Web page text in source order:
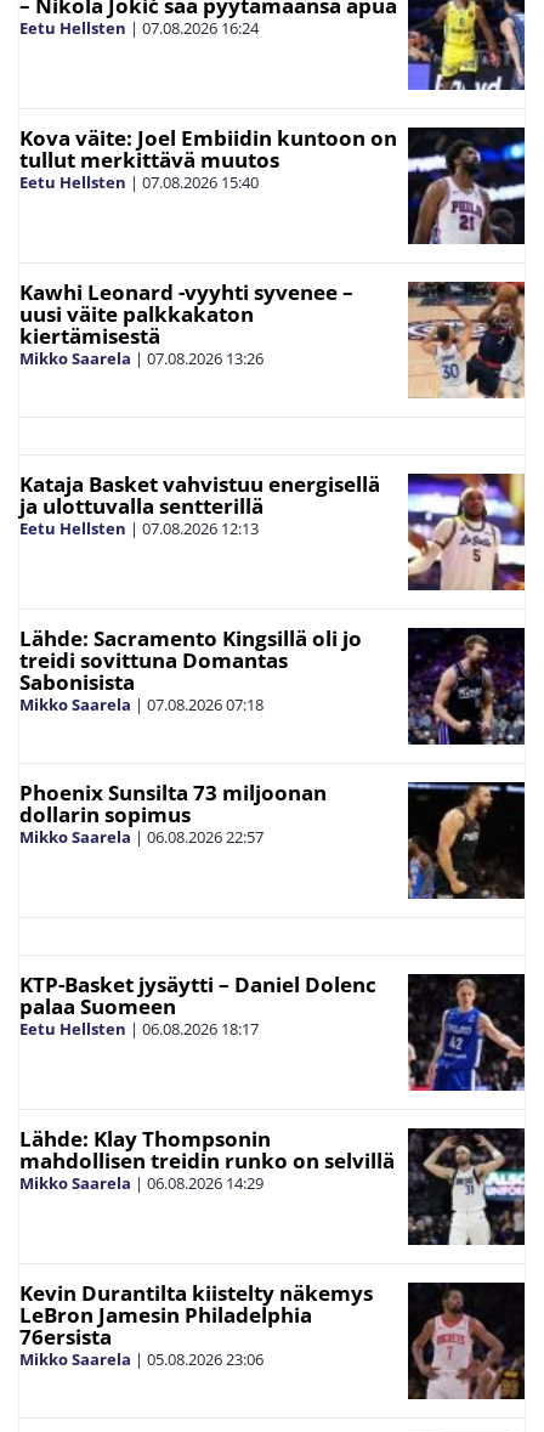
– Nikola Jokić saa pyytämäänsä apua
Eetu Hellsten | 07.08.2026 16:24
Kova väite: Joel Embiidin kuntoon on
tullut merkittävä muutos
Eetu Hellsten | 07.08.2026 15:40
Kawhi Leonard -vyyhti syvenee –
uusi väite palkkakaton
kiertämisestä
Mikko Saarela | 07.08.2026 13:26
Kataja Basket vahvistuu energisellä
ja ulottuvalla sentterillä
Eetu Hellsten | 07.08.2026 12:13
Lähde: Sacramento Kingsillä oli jo
treidi sovittuna Domantas
Sabonisista
Mikko Saarela | 07.08.202607:18
Phoenix Sunsilta 73 miljoonan
dollarin sopimus
Mikko Saarela | 06.08.202622:57
KTP-Basket jysäytti – Daniel Dolenc
palaa Suomeen
Eetu Hellsten | 06.08.2026 18:17
Lähde: Klay Thompsonin
mahdollisen treidin runko on selvillä
Mikko Saarela | 06.08.2026 14:29
Kevin Durantilta kiistelty näkemys
LeBron Jamesin Philadelphia
76ersista
Mikko Saarela | 05.08.202623:06